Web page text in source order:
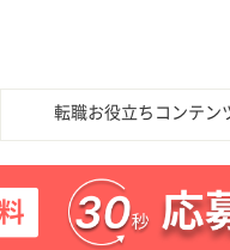
転職お役立ちコンテン